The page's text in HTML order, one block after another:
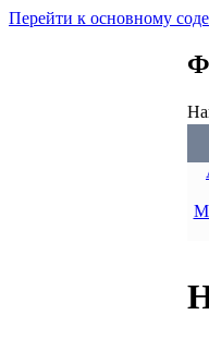
Перейти к основному